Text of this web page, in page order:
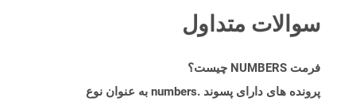
سوالات متداول
فرمت NUMBERS چیست؟
پرونده های دارای پسوند .numbers به ​​عنوان نوع